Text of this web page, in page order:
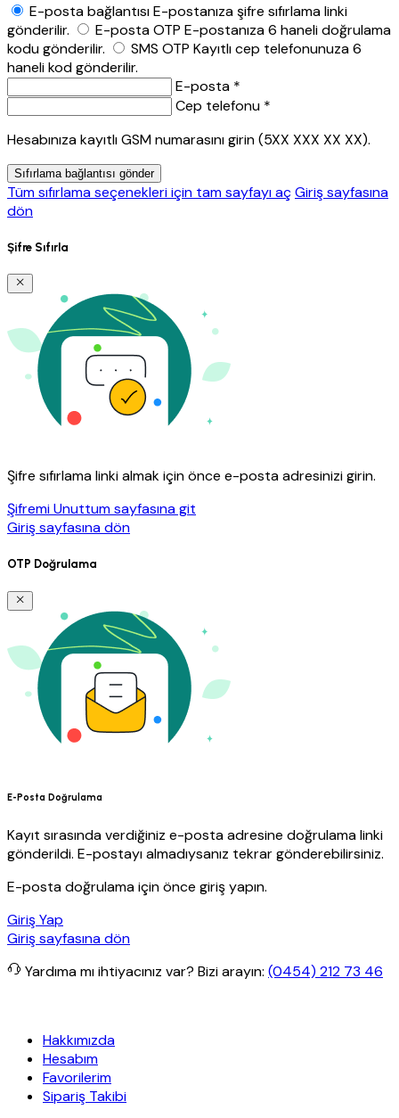
E-posta bağlantısıE-postanıza şifre sıfırlama linki
gönderilir.
E-posta OTP E-postanıza 6 haneli doğrulama
kodu gönderilir.
SMS OTP Kayıtlı cep telefonunuza 6
haneli kod gönderilir.
E-posta *
Cep telefonu *
Hesabınıza kayıtlı GSM numarasını girin (5XX XXX XX XX).
Sıfırlama bağlantısı gönder
Tüm sıfırlama seçenekleri için tam sayfayı açGiriş sayfasına
dön
Şifre Sıfırla
Şifre sıfırlama linki almak için önce e-posta adresinizi girin.
Şifremi Unuttum sayfasına git
Giriş sayfasına dön
OTP Doğrulama
E-Posta Doğrulama
Kayıt sırasında verdiğiniz e-posta adresine doğrulama linki
gönderildi. E-postayı almadıysanız tekrar gönderebilirsiniz.
E-posta doğrulama için önce giriş yapın.
Giriş Yap
Giriş sayfasına dön
Yardıma mı ihtiyacınız var? Bizi arayın: (0454) 212 73 46
Hakkımızda
Hesabım
Favorilerim
Sipariş Takibi